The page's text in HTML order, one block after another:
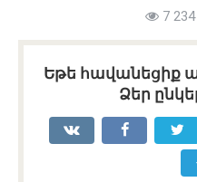
7
Եթե հավանեցիք
Ձեր